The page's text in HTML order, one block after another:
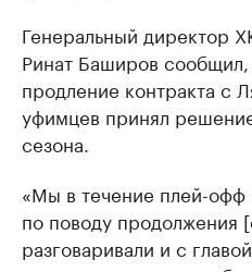
Генеральный директор
Ринат Баширов сообщил,
продление контракта с
уфимцев принял
сезона.
«Мы в течение плей-офф
по поводу продолжения
разговаривали и с